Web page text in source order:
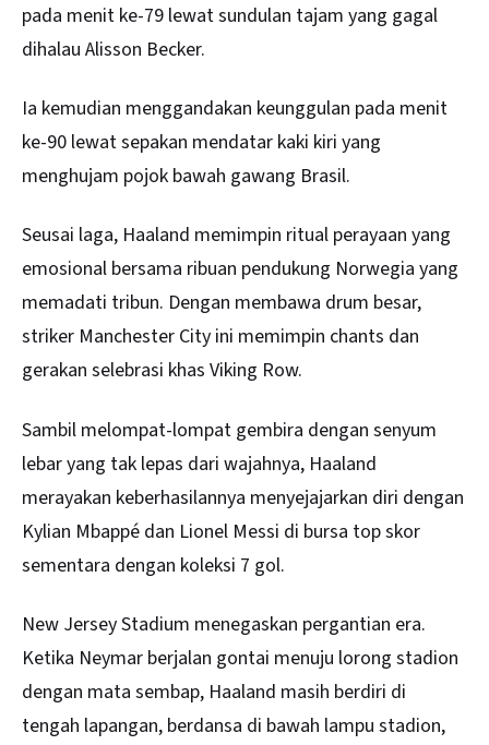
pada menit ke-79 lewat sundulan tajam yang gagal
dihalau Alisson Becker.
Ia kemudian menggandakan keunggulan pada menit
ke-90 lewat sepakan mendatar kaki kiri yang
menghujam pojok bawah gawang Brasil.
Seusai laga, Haaland memimpin ritual perayaan yang
emosional bersama ribuan pendukung Norwegia yang
memadati tribun. Dengan membawa drum besar,
striker Manchester City ini memimpin chants dan
gerakan selebrasi khas Viking Row.
Sambil melompat-lompat gembira dengan senyum
lebar yang tak lepas dari wajahnya, Haaland
merayakan keberhasilannya menyejajarkan diri dengan
Kylian Mbappé dan Lionel Messi di bursa top skor
sementara dengan koleksi 7 gol.
New Jersey Stadium menegaskan pergantian era.
Ketika Neymar berjalan gontai menuju lorong stadion
dengan mata sembap, Haaland masih berdiri di
tengah lapangan, berdansa di bawah lampu stadion,